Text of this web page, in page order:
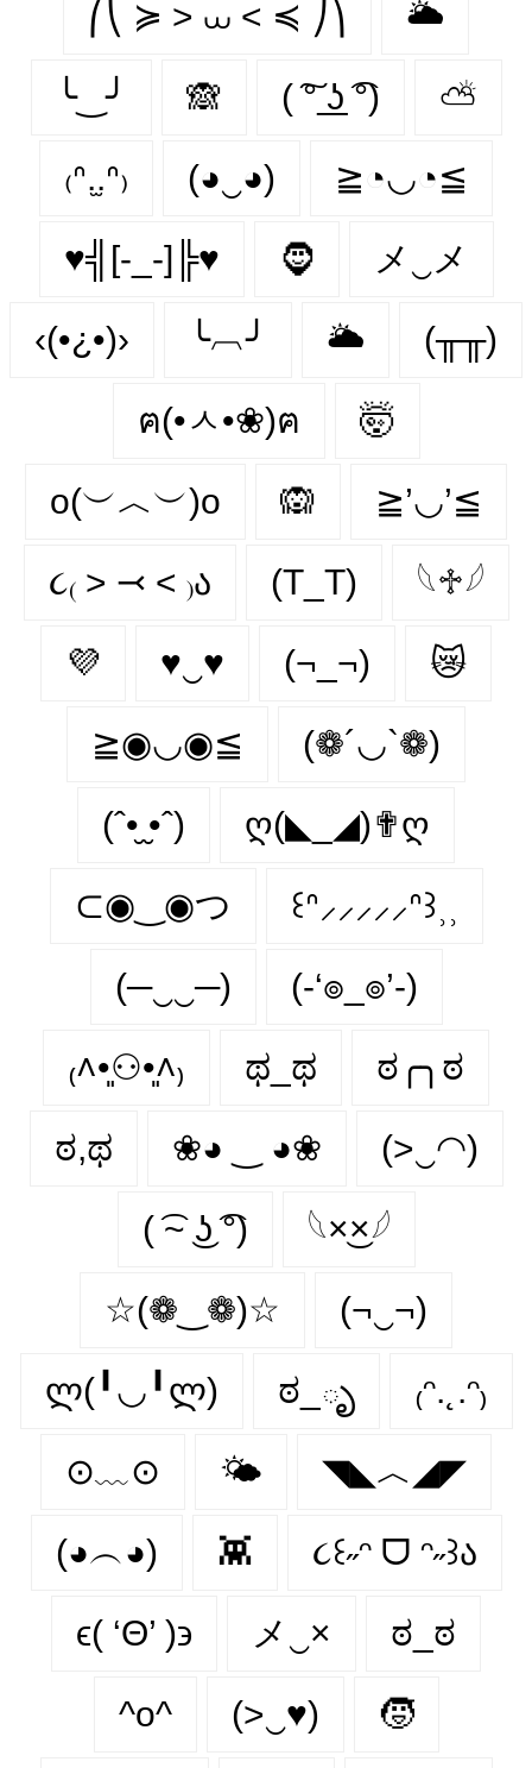
⎛⎝ ≽ > ⩊ < ≼ ⎠⎞ 🌥
╰‿╯ 🙈 ( ͠° ͟ʖ ͡°) ⛅
₍ᐢ.̫.ᐢ₎ (◕‿◕) ≧◔◡◔≦
♥╣[-_-]╠♥ 🧔‍ メ‿メ
‹(•¿•)› ╰︹╯ 🌥️ (╥╥)
ฅ(•ㅅ•❀)ฅ 🤯
o(︶︿︶)o 🙉 ≧’◡’≦
૮₍ ˃ ⤙ ˂ ₎ა (T_T) 𓆩♱𓆪
💜 ♥‿♥ (¬_¬) 😿
≧◉◡◉≦ (❁´◡`❁)
(ˆ•̮ ̮•ˆ) ღ(◣_◢)✟ღ
⊂◉‿◉つ ꒰ᐢ⸝⸝⸝⸝⸝ᐢ꒱⸒⸒
(─‿‿─) (-‘๏_๏’-)
₍˄•͈⚇•͈˄₎ ಥ_ಥ ಠ╭╮ಠ
ಠ,ಥ ❀◕ ‿ ◕❀ (>‿◠)
( ͡~ ͜ʖ ͡°) 𓆩×͜×𓆪
☆(❁‿❁)☆ (¬‿¬)
ლ(╹◡╹ლ) ಠ_ృ ₍ᵔ.˛.ᵔ₎
⊙﹏⊙ 🌤️ ◥◣︿◢◤
(◕︵◕) 👾 ૮꒰˶ᵔ ᗜ ᵔ˶꒱ა
ϵ( ‘Θ’ )϶ メ‿× ಠ_ಠ
^o^ (>‿♥) 🧒